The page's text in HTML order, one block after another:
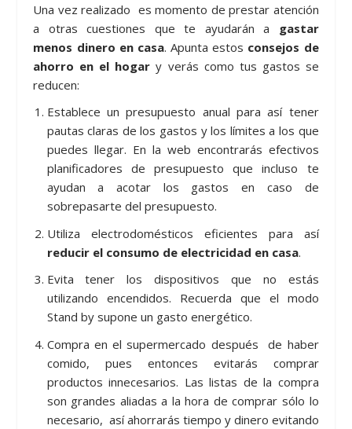
Una vez realizado es momento de prestar atención
a otras cuestiones que te ayudarán a gastar
menos dinero en casa. Apunta estos consejos de
ahorro en el hogar y verás como tus gastos se
reducen:
Establece un presupuesto anual para así tener
pautas claras de los gastos y los límites a los que
puedes llegar. En la web encontrarás efectivos
planificadores de presupuesto que incluso te
ayudan a acotar los gastos en caso de
sobrepasarte del presupuesto.
Utiliza electrodomésticos eficientes para así
reducir el consumo de electricidad en casa.
Evita tener los dispositivos que no estás
utilizando encendidos. Recuerda que el modo
Stand by supone un gasto energético.
Compra en el supermercado después de haber
comido, pues entonces evitarás comprar
productos innecesarios. Las listas de la compra
son grandes aliadas a la hora de comprar sólo lo
necesario, así ahorrarás tiempo y dinero evitando